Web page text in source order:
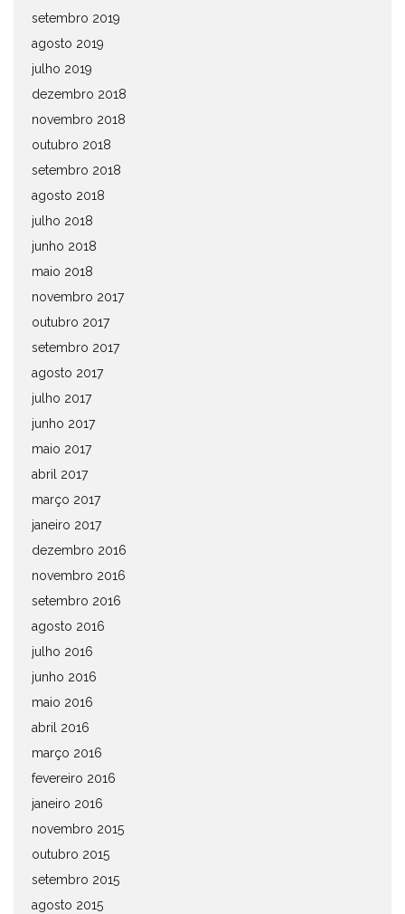
setembro 2019
agosto 2019
julho 2019
dezembro 2018
novembro 2018
outubro 2018
setembro 2018
agosto 2018
julho 2018
junho 2018
maio 2018
novembro 2017
outubro 2017
setembro 2017
agosto 2017
julho 2017
junho 2017
maio 2017
abril 2017
março 2017
janeiro 2017
dezembro 2016
novembro 2016
setembro 2016
agosto 2016
julho 2016
junho 2016
maio 2016
abril 2016
março 2016
fevereiro 2016
janeiro 2016
novembro 2015
outubro 2015
setembro 2015
agosto 2015